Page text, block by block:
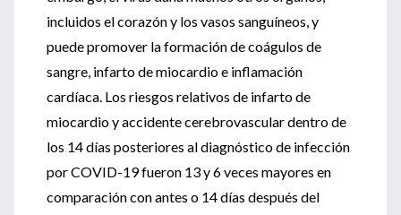
incluidos el corazón y los vasos sanguíneos, y
puede promover la formación de coágulos de
sangre, infarto de miocardio e inflamación
cardíaca. Los riesgos relativos de infarto de
miocardio y accidente cerebrovascular dentro de
los 14 días posteriores al diagnóstico de infección
por COVID-19 fueron 13 y 6 veces mayores en
comparación con antes o 14 días después del